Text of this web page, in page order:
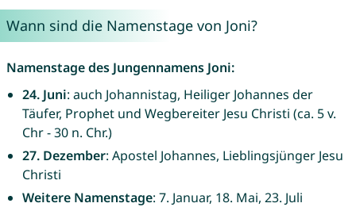
Wann sind die Namenstage von Joni?
Namenstage des Jungennamens Joni:
24. Juni: auch Johannistag, Heiliger Johannes der
Täufer, Prophet und Wegbereiter Jesu Christi (ca. 5 v.
Chr - 30 n. Chr.)
27. Dezember: Apostel Johannes, Lieblingsjünger Jesu
Christi
Weitere Namenstage: 7. Januar, 18. Mai, 23. Juli